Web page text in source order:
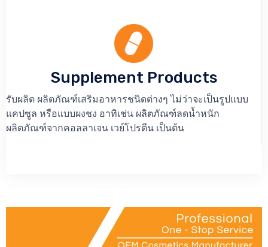
Supplement Products
รับผลิต ผลิตภัณฑ์เสริมอาหารชนิดต่างๆ ไม่ว่าจะเป็นรูปแบบ
แคปซูล หรือแบบผงชง อาทิเช่น ผลิตภัณฑ์ลดน้ำหนัก
ผลิตภัณฑ์จากคอลลาเจน เวย์โปรตีน เป็นต้น